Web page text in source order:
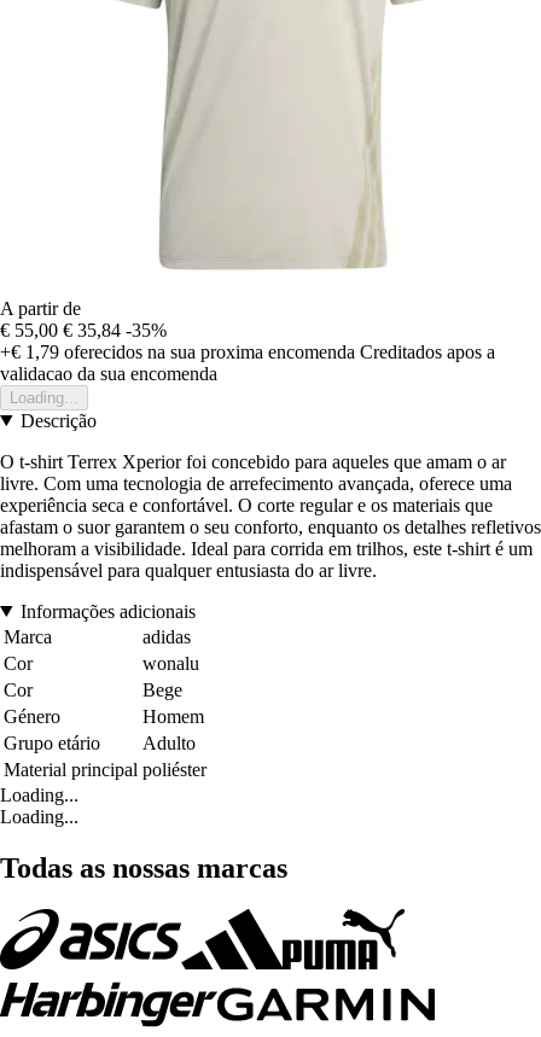
A partir de
€ 55,00 € 35,84 -35%
+€ 1,79 oferecidos na sua proxima encomenda Creditados apos a
validacao da sua encomenda
Loading...
Descrição
O t-shirt Terrex Xperior foi concebido para aqueles que amam o ar
livre. Com uma tecnologia de arrefecimento avançada, oferece uma
experiência seca e confortável. O corte regular e os materiais que
afastam o suor garantem o seu conforto, enquanto os detalhes refletivos
melhoram a visibilidade. Ideal para corrida em trilhos, este t-shirt é um
indispensável para qualquer entusiasta do ar livre.
Informações adicionais
Marca
adidas
Cor
wonalu
Cor
Bege
Género
Homem
Grupo etário
Adulto
Material principal poliéster
Loading...
Loading...
Todas as nossas marcas